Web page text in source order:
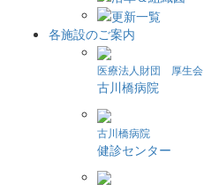
各施設のご案内
医療法人財団 厚生会
古川橋病院
古川橋病院
健診センター